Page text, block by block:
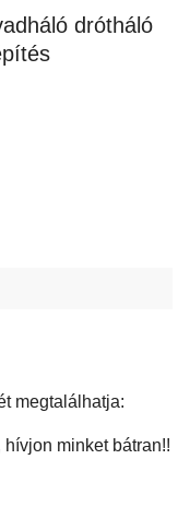
megtalálhatja:
minket bátran!!